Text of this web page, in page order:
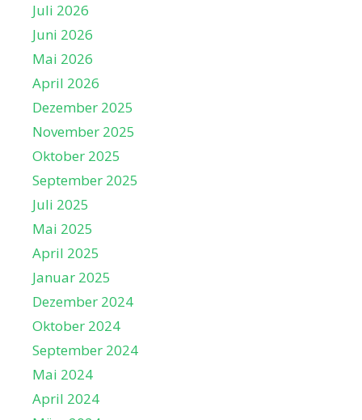
Juli 2026
Juni 2026
Mai 2026
April 2026
Dezember 2025
November 2025
Oktober 2025
September 2025
Juli 2025
Mai 2025
April 2025
Januar 2025
Dezember 2024
Oktober 2024
September 2024
Mai 2024
April 2024